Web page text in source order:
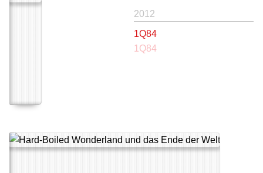
2012
1Q84
1Q84